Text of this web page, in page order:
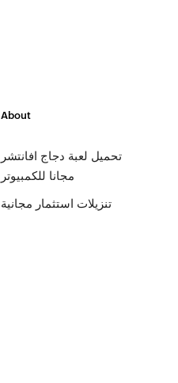
About
تحميل لعبة دجاج افانتشر
مجانا للكمبيوتر
تنزيلات استثمار مجانية